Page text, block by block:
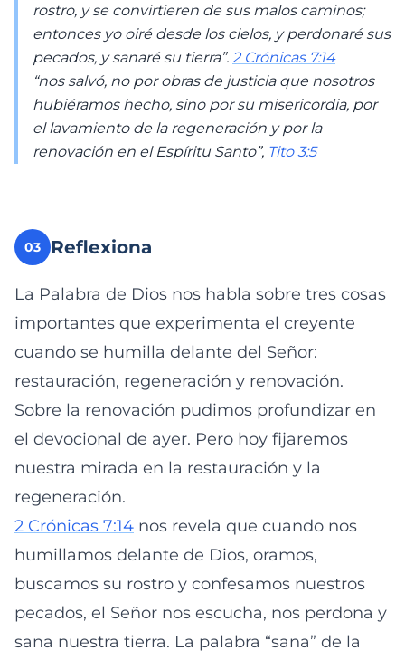
rostro, y se convirtieren de sus malos caminos;
entonces yo oiré desde los cielos, y perdonaré sus
pecados, y sanaré su tierra”. 2 Crónicas 7:14
“nos salvó, no por obras de justicia que nosotros
hubiéramos hecho, sino por su misericordia, por
el lavamiento de la regeneración y por la
renovación en el Espíritu Santo”, Tito 3:5
03 Reflexiona
La Palabra de Dios nos habla sobre tres cosas
importantes que experimenta el creyente
cuando se humilla delante del Señor:
restauración, regeneración y renovación.
Sobre la renovación pudimos profundizar en
el devocional de ayer. Pero hoy fijaremos
nuestra mirada en la restauración y la
regeneración.
2 Crónicas 7:14 nos revela que cuando nos
humillamos delante de Dios, oramos,
buscamos su rostro y confesamos nuestros
pecados, el Señor nos escucha, nos perdona y
sana nuestra tierra. La palabra “sana” de la